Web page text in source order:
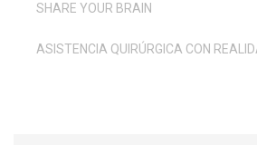
SHARE YOUR BRAIN
ASISTENCIA QUIRÚRGICA CON